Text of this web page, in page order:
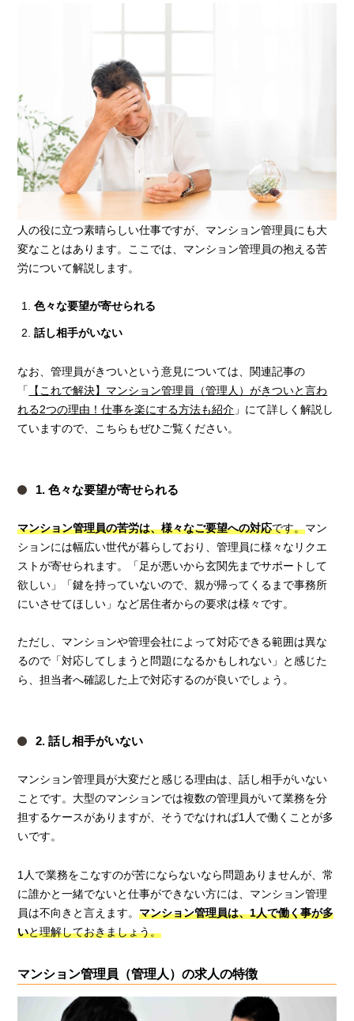
人の役に立つ素晴らしい仕事ですが、マンション管理員にも大
変なことはあります。ここでは、マンション管理員の抱える苦
労について解説します。
色々な要望が寄せられる
話し相手がいない
なお、管理員がきついという意見については、関連記事の
「
【これで解決】マンション管理員（管理人）がきついと言わ
れる2つの理由！仕事を楽にする方法も紹介 」にて詳しく解説し
ていますので、こちらもぜひご覧ください。
1. 色々な要望が寄せられる
マンション管理員の苦労は、様々なご要望への対応です。マン
ションには幅広い世代が暮らしており、管理員に様々なリクエ
ストが寄せられます。「足が悪いから玄関先までサポートして
欲しい」「鍵を持っていないので、親が帰ってくるまで事務所
にいさせてほしい」など居住者からの要求は様々です。
ただし、マンションや管理会社によって対応できる範囲は異な
るので「対応してしまうと問題になるかもしれない」と感じた
ら、担当者へ確認した上で対応するのが良いでしょう。
2. 話し相手がいない
マンション管理員が大変だと感じる理由は、話し相手がいない
ことです。大型のマンションでは複数の管理員がいて業務を分
担するケースがありますが、そうでなければ1人で働くことが多
いです。
1人で業務をこなすのが苦にならないなら問題ありませんが、常
に誰かと一緒でないと仕事ができない方には、マンション管理
員は不向きと言えます。マンション管理員は、1人で働く事が多
いと理解しておきましょう。
マンション管理員（管理人）の求人の特徴